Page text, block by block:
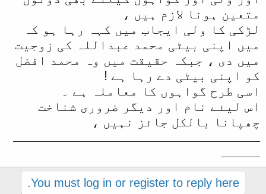
متعین ہونا لازم ہیں ،
لڑکی کا ولی ایجاب میں کہہ رہا ہو کہ
میں اپنی بیٹی محمد عبداللہ کی زوجیت
میں دی ، جبکہ حقیقت میں وہ محمد افضل
کو اپنی بیٹی دے رہا ہے !
اسی طرح گواہوں کا معاملہ ہے ۔
اس لیئے نام اور دیگر ضروری شناخت
چھپانا بالکل جائز نہیں ،
ــــــــــــــــــــــــــــــــ
ـــــ​
You must log in or register to reply here.